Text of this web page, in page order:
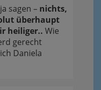
sagen – nichts,
überhaupt
heiliger.. Wie
gerecht
Daniela